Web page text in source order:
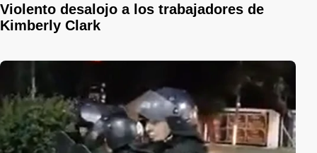
Violento desalojo a los trabajadores de
Kimberly Clark